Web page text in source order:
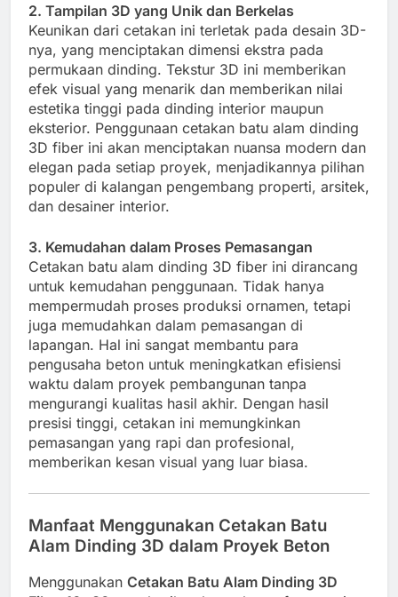
2. Tampilan 3D yang Unik dan Berkelas
Keunikan dari cetakan ini terletak pada desain 3D-
nya, yang menciptakan dimensi ekstra pada
permukaan dinding. Tekstur 3D ini memberikan
efek visual yang menarik dan memberikan nilai
estetika tinggi pada dinding interior maupun
eksterior. Penggunaan cetakan batu alam dinding
3D fiber ini akan menciptakan nuansa modern dan
elegan pada setiap proyek, menjadikannya pilihan
populer di kalangan pengembang properti, arsitek,
dan desainer interior.
3. Kemudahan dalam Proses Pemasangan
Cetakan batu alam dinding 3D fiber ini dirancang
untuk kemudahan penggunaan. Tidak hanya
mempermudah proses produksi ornamen, tetapi
juga memudahkan dalam pemasangan di
lapangan. Hal ini sangat membantu para
pengusaha beton untuk meningkatkan efisiensi
waktu dalam proyek pembangunan tanpa
mengurangi kualitas hasil akhir. Dengan hasil
presisi tinggi, cetakan ini memungkinkan
pemasangan yang rapi dan profesional,
memberikan kesan visual yang luar biasa.
Manfaat Menggunakan Cetakan Batu
Alam Dinding 3D dalam Proyek Beton
Menggunakan Cetakan Batu Alam Dinding 3D